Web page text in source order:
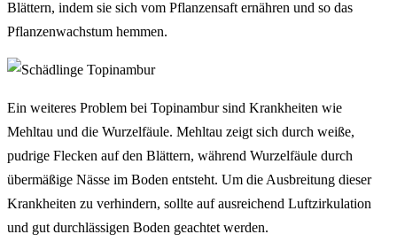
Blättern, indem sie sich vom Pflanzensaft ernähren und so das
Pflanzenwachstum hemmen.
Ein weiteres Problem bei Topinambur sind Krankheiten wie
Mehltau und die Wurzelfäule. Mehltau zeigt sich durch weiße,
pudrige Flecken auf den Blättern, während Wurzelfäule durch
übermäßige Nässe im Boden entsteht. Um die Ausbreitung dieser
Krankheiten zu verhindern, sollte auf ausreichend Luftzirkulation
und gut durchlässigen Boden geachtet werden.